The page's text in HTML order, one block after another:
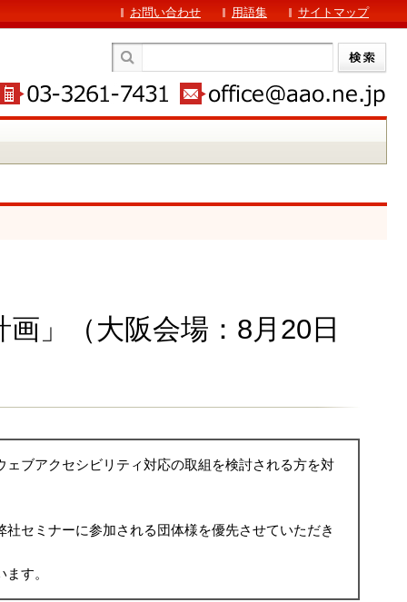
お問い合わせ 用語集 サイトマップ
」（大阪会場：8月20日
ブアクセシビリティ対応の取組を検討される方を対
セミナーに参加される団体様を優先させていただき
す。